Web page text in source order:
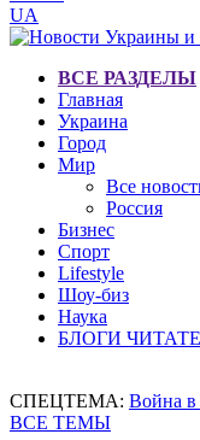
UA
ВСЕ РАЗДЕЛЫ
Главная
Украина
Город
Мир
Все
Россия
Бизнес
Спорт
Lifestyle
Шоу-биз
Наука
БЛОГИ
СПЕЦТЕМА: Война
ВСЕ ТЕМЫ